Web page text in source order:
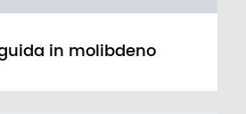
in molibdeno